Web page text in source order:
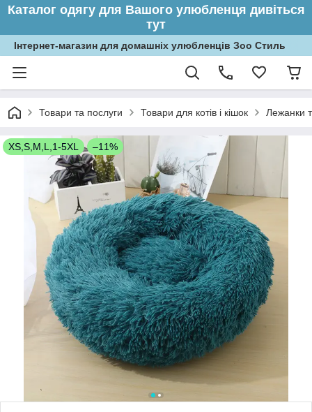
Каталог одягу для Вашого улюбленця дивіться
тут
Інтернет-магазин для домашніх улюбленців Зоо Стиль
Товари та послуги Товари для котів і кішок Лежанки
XS,S,M,L,1-5XL –11%